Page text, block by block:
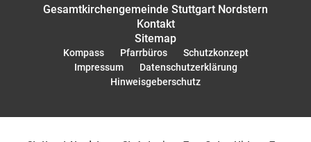
Gesamtkirchengemeinde Stuttgart Nordstern
Kontakt
Sitemap
Kompass Pfarrbüros
Schutzkonzept
Impressum
Datenschutzerklärung
Hinweisgeberschutz